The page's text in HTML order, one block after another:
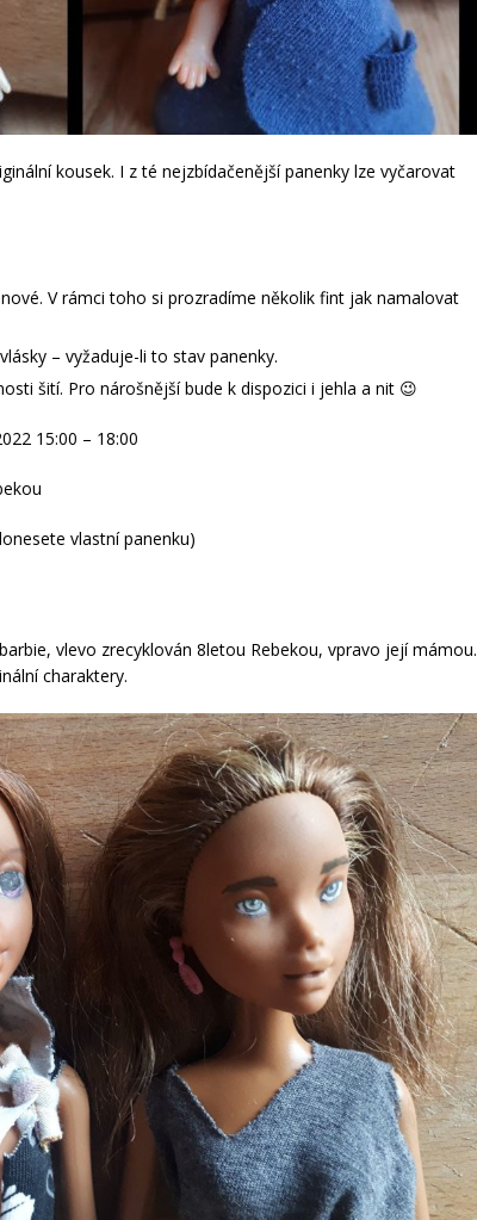
kousek. I z té nejzbídačenější panenky lze vyčarovat
V rámci toho si prozradíme několik fint jak namalovat
– vyžaduje-li to stav panenky.
šití. Pro nárošnější bude k dispozici i jehla a nit 😉
15:00 – 18:00
vlastní panenku)
vlevo zrecyklován 8letou Rebekou, vpravo její mámou.
charaktery.